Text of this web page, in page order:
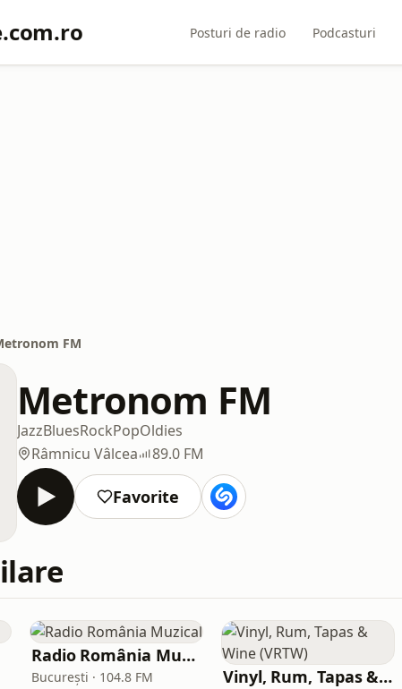
Posturi de radio Podcasturi
FM
Metronom FM
JazzBluesRockPopOldies
Râmnicu Vâlcea
89.0 FM
Favorite
Radio România Muzical
București · 104.8 FM Vinyl, Rum, Tapas & Wine (VRTW)